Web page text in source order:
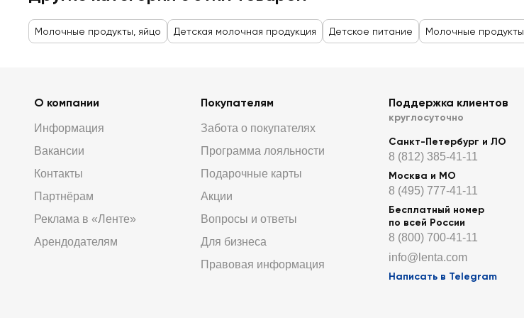
Молочные продукты, яйцо Детская молочная продукция Детское питание Молочные продукты
О компании
Информация
Вакансии
Контакты
Партнёрам
Реклама в «Ленте»
Арендодателям
Покупателям
Забота о покупателях
Программа лояльности
Подарочные карты
Акции
Вопросы и ответы
Для бизнеса
Правовая информация
Поддержка клиентов
круглосуточно
Санкт-Петербург и ЛО
8 (812) 385-41-11
Москва и МО
8 (495) 777-41-11
Бесплатный номер
по всей России
8 (800) 700-41-11
info@lenta.com
Написать в Telegram